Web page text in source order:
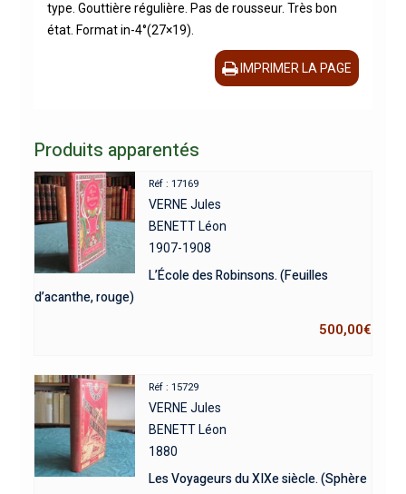
type. Gouttière régulière. Pas de rousseur. Très bon
état. Format in-4°(27×19).
IMPRIMER LA PAGE
Produits apparentés
Réf : 17169
VERNE Jules
BENETT Léon
1907-1908
L’École des Robinsons. (Feuilles
d’acanthe, rouge)
500,00€
Réf : 15729
VERNE Jules
BENETT Léon
1880
Les Voyageurs du XIXe siècle. (Sphère